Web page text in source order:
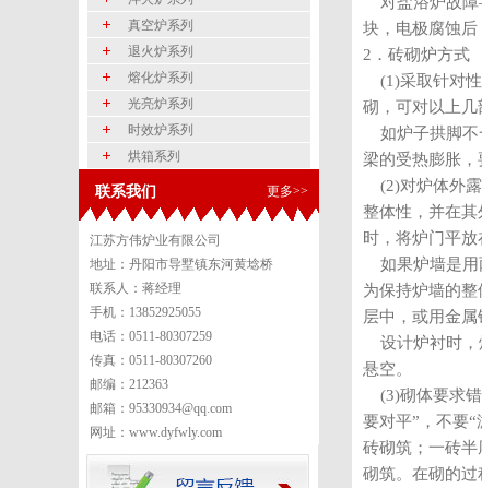
真空炉系列
退火炉系列
熔化炉系列
光亮炉系列
时效炉系列
烘箱系列
更多>>
联系我们
江苏方伟炉业有限公司
地址：丹阳市导墅镇东河黄埝桥
联系人：蒋经理
手机：13852925055
电话：0511-80307259
传真：0511-80307260
邮编：212363
邮箱：95330934@qq.com
网址：www.dyfwly.com
块，电极腐蚀后
2．砖砌炉方式
(1)采取针对性
砌，可对以上几
如炉子拱脚不
梁的受热膨胀，
(2)对炉体外露
整体性，并在
时，将炉门平放
如果炉墙是用
为保持炉墙的
层中，或用金属
设计炉衬时，
悬空。
(3)砌体要求错
要对平”，不要
砖砌筑；一砖
砌筑。在砌的过